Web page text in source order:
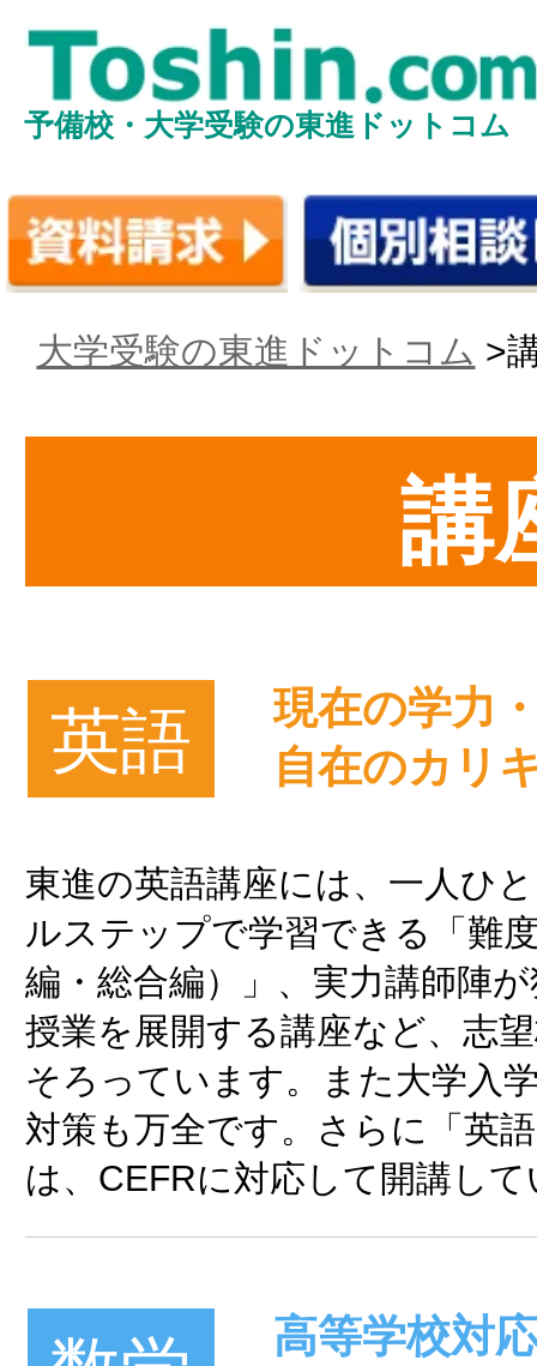
予備校・大学受験の東進ドットコム
大学受験の東進ドットコム >
講
英語
現在の学力
自在のカリ
東進の英語講座には、一人ひ
ルステップで学習できる「難
編・総合編）」、実力講師陣
授業を展開する講座など、志
そろっています。また大学入
対策も万全です。さらに「英
は、CEFRに対応して開講し
高等学校対